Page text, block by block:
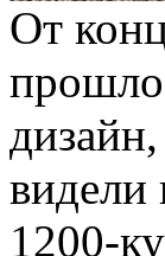
От
видели
1200-